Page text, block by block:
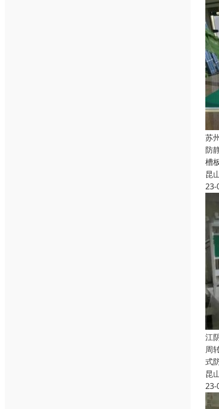
苏
防
槽
昆
23-
江
周
式
昆
23-